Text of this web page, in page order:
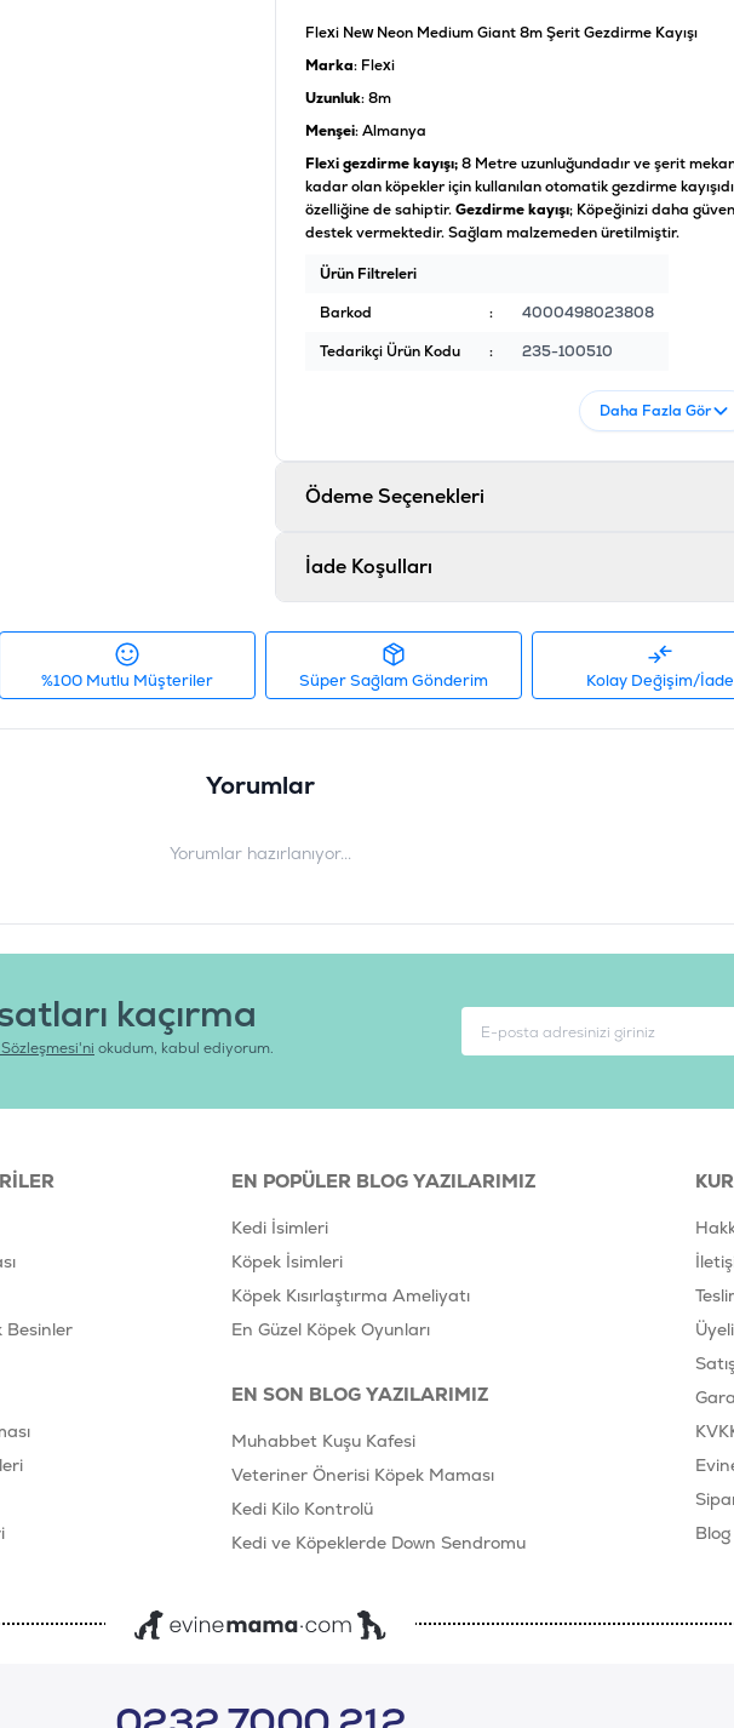
Flexi New Neon Medium Giant 8m Şerit Gezdirme Kayışı
Marka: Flexi
Uzunluk: 8m
Menşei: Almanya
Flexi gezdirme kayışı;8 Metre uzunluğundadır ve şerit
kadar olan köpekler için kullanılan otomatik gezdirme
özelliğine de sahiptir.Gezdirme kayışı; Köpeğinizi daha
destek vermektedir. Sağlam malzemeden üretilmiştir.
Ürün Filtreleri
Barkod
:
4000498023808
Tedarikçi Ürün Kodu
: 235-100510
Daha Fazla Gör
Ödeme Seçenekleri
İade Koşulları
%100 Mutlu Müşteriler Süper Sağlam Gönderim Kolay Değişim/İade
Yorumlar
Yorumlar hazırlanıyor...
kaçırma
Sözleşmesi'ni okudum, kabul ediyorum.
Besinler
EN POPÜLER BLOG YAZILARIMIZ
Kedi İsimleri
Köpek İsimleri
Köpek Kısırlaştırma Ameliyatı
En Güzel Köpek Oyunları
EN SON BLOG YAZILARIMIZ
Muhabbet Kuşu Kafesi
Veteriner Önerisi Köpek Maması
Kedi Kilo Kontrolü
Kedi ve Köpeklerde Down Sendromu
Blog